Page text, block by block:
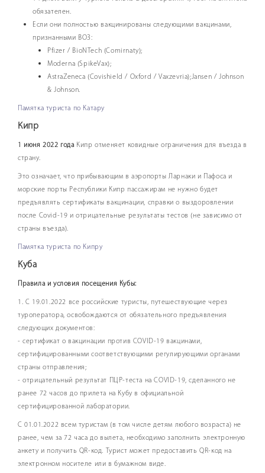
обязателен.
Если они полностью вакцинированы следующими вакцинами,
признанными ВОЗ:
Pfizer / BioNTech (Comirnaty);
Moderna (SpikeVax);
AstraZeneca (Covishield / Oxford / Vaxzevria​);Jansen / Johnson
& Johnson.
Памятка туриста по Катару
Кипр
1 июня 2022 годаКипр отменяет ковидные ограничения для въезда в
страну.
Это означает, что прибывающим в аэропорты Ларнаки и Пафоса и
морские порты Республики Кипр пассажирам не нужно будет
предъявлять сертификаты вакцинации, справки о выздоровлении
после Covid-19 и отрицательные результаты тестов (не зависимо от
страны въезда).
Памятка туриста по Кипру
Куба
Правила и условия посещения Кубы:
1. С 19.01.2022 все российские туристы, путешествующие через
туроператора, освобождаются от обязательного предъявления
следующих документов:
- сертификат о вакцинации против COVID-19 вакцинами,
сертифицированными соответствующими регулирующими органами
страны отправления;
- отрицательный результат ПЦР-теста на COVID-19, сделанного не
ранее 72 часов до прилета на Кубу в официальной
сертифицированной лаборатории.
С 01.01.2022 всем туристам (в том числе детям любого возраста) не
ранее, чем за 72 часа до вылета, необходимо заполнить электронную
анкету и получить QR-код. Турист может предоставить QR-код на
электронном носителе или в бумажном виде.